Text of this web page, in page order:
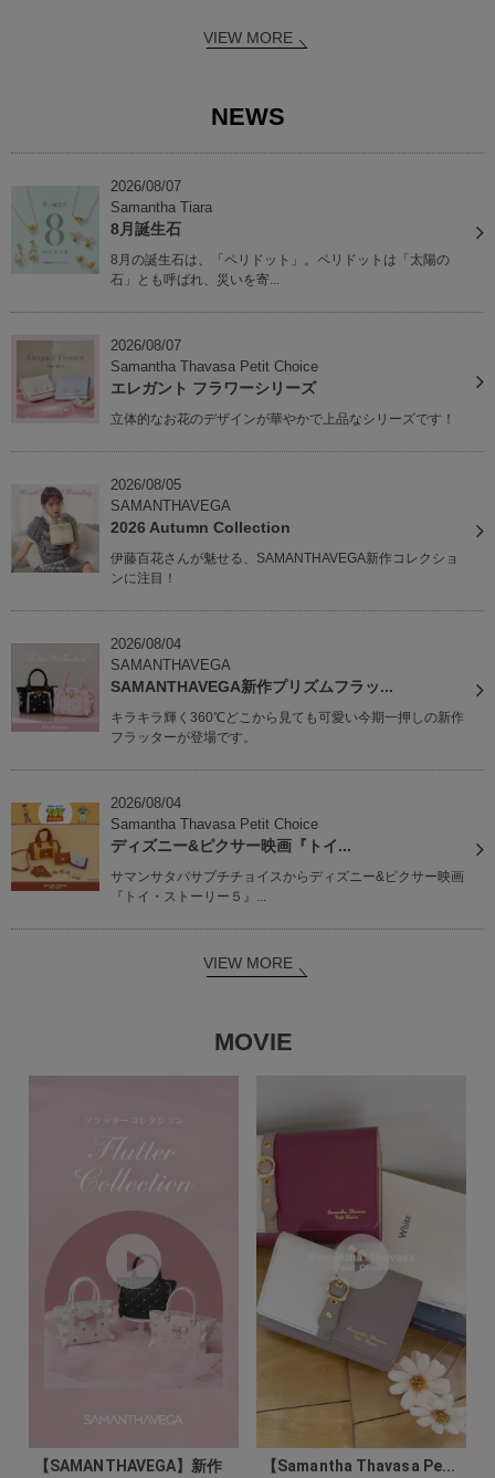
VIEW MORE
NEWS
2026/08/07
Samantha Tiara
8月誕生石
8月の誕生石は、「ペリドット」。ペリドットは「太陽の
石」とも呼ばれ、災いを寄...
2026/08/07
Samantha Thavasa Petit Choice
エレガント フラワーシリーズ
立体的なお花のデザインが華やかで上品なシリーズです！
2026/08/05
SAMANTHAVEGA
2026 Autumn Collection
伊藤百花さんが魅せる、SAMANTHAVEGA新作コレクショ
ンに注目！
2026/08/04
SAMANTHAVEGA
SAMANTHAVEGA新作プリズムフラッ...
キラキラ輝く360℃どこから見ても可愛い今期一押しの新作
フラッターが登場です。
2026/08/04
Samantha Thavasa Petit Choice
ディズニー&ピクサー映画『トイ...
サマンサタバサプチチョイスからディズニー&ピクサー映画
『トイ・ストーリー５』...
VIEW MORE
MOVIE
【SAMANTHAVEGA】新作
【Samantha Thavasa Pe...